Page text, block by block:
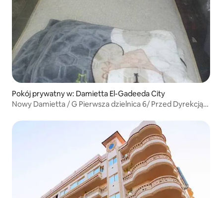
Pokój prywatny w: Damietta El-Gadeeda City
Nowy Damietta / G Pierwsza dzielnica 6/ Przed Dyrekcją